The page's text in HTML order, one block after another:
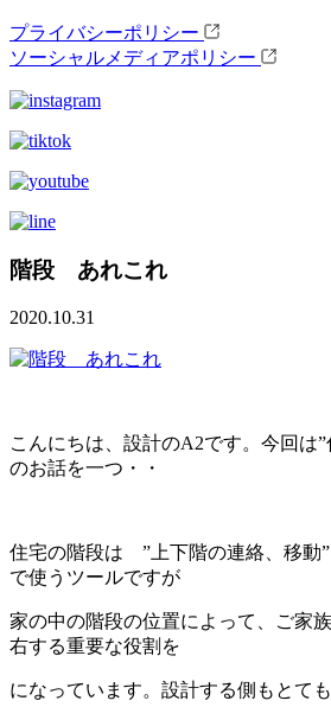
プライバシーポリシー
ソーシャルメディアポリシー
階段 あれこれ
2020.10.31
こんにちは、設計のA2です。今回は
のお話を一つ・・
住宅の階段は ”上下階の連絡、移動
で使うツールですが
家の中の階段の位置によって、ご家
右する重要な役割を
になっています。設計する側もとて